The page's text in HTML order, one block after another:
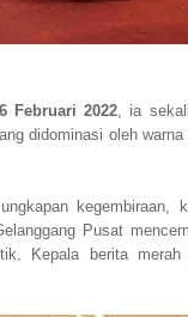
6 Februari 2022, ia
didominasi oleh
Pusat
Kepala berita merah